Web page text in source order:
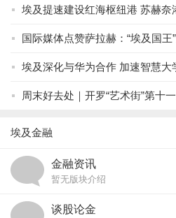
埃及提速建设红海枢纽港 苏赫奈港扩建夯实
国际媒体点赞萨拉赫：“埃及国王”魅力席卷土耳其
埃及深化与华为合作 加速智慧大学建设与
周末好去处｜开罗“艺术街”第十一周精彩继续，邀您一起打
埃及金融
金融资讯
暂无版块介绍
谈股论金